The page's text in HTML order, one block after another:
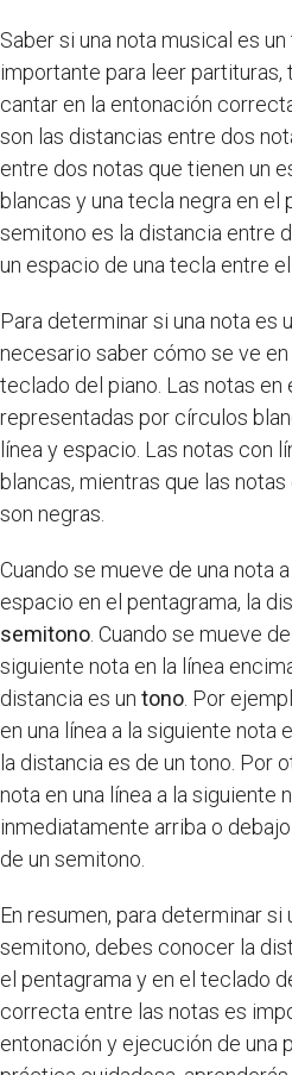
Saber si una nota musical es
importante para leer partituras,
cantar en la entonación
son las distancias entre dos
entre dos notas que tienen un
blancas y una tecla negra en el
semitono es la distancia entre
un espacio de una tecla entre
Para determinar si una nota es
necesario saber cómo se ve en
teclado del piano. Las notas en
representadas por círculos
línea y espacio. Las notas con
blancas, mientras que las
son negras.
Cuando se mueve de una nota
espacio en el pentagrama, la
semitono . Cuando se mueve
siguiente nota en la línea
distancia es un tono . Por
en una línea a la siguiente nota
la distancia es de un tono. Por
nota en una línea a la siguiente
inmediatamente arriba o
de un semitono.
En resumen, para determinar si
semitono, debes conocer la
el pentagrama y en el teclado
correcta entre las notas es
entonación y ejecución de una